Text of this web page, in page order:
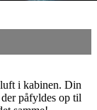
i kabinen. Din
påfyldes op til